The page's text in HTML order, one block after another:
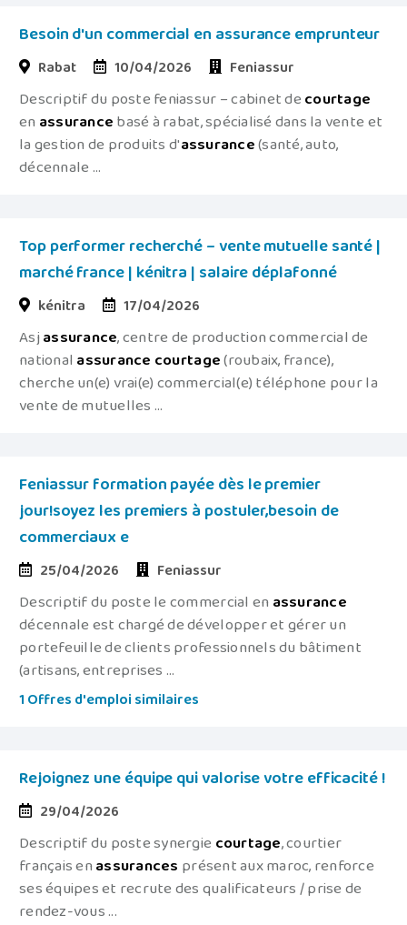
Besoin d'un commercial en assurance emprunteur
Rabat 10/04/2026 Feniassur
Descriptif du poste feniassur – cabinet decourtage
enassurancebasé à rabat, spécialisé dans la vente et
la gestion de produits d'assurance(santé, auto,
décennale ...
Top performer recherché – vente mutuelle santé |
marché france | kénitra | salaire déplafonné
kénitra 17/04/2026
Asjassurance, centre de production commercial de
national assurance courtage(roubaix, france),
cherche un(e) vrai(e) commercial(e) téléphone pour la
vente de mutuelles ...
Feniassur formation payée dès le premier
jour!soyez les premiers à postuler,besoin de
commerciaux e
25/04/2026 Feniassur
Descriptif du poste le commercial enassurance
décennale est chargé de développer et gérer un
portefeuille de clients professionnels du bâtiment
(artisans, entreprises ...
1 Offres d'emploi similaires
Rejoignez une équipe qui valorise votre efficacité !
29/04/2026
Descriptif du poste synergie courtage, courtier
français enassurances présent aux maroc, renforce
ses équipes et recrute des qualificateurs / prise de
rendez-vous ...